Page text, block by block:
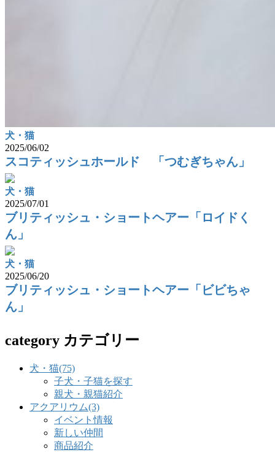
犬・猫
2025/06/02
スコティッシュホールド 「つむぎちゃん」
犬・猫
2025/07/01
ブリティッシュ・ショートヘアー「ロイドく
ん」
犬・猫
2025/06/20
ブリティッシュ・ショートヘアー「ビビちゃ
ん」
category カテゴリー
犬・猫(75)
子犬・子猫を探す
親犬・親猫紹介
アクアリウム(3)
イベント情報
新しい仲間
商品紹介